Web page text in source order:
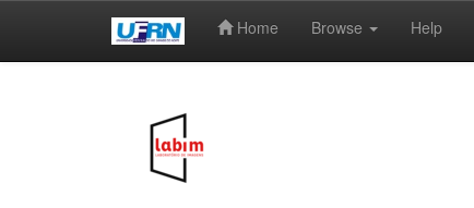
Home Browse Help